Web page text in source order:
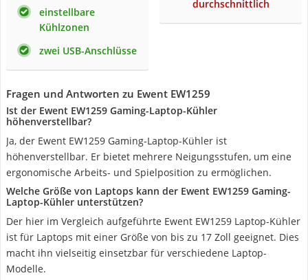
einstellbare
Kühlzonen
zwei USB-Anschlüsse
durchschnittlich
Fragen und Antworten zu Ewent EW1259
Ist der Ewent EW1259 Gaming-Laptop-Kühler
höhenverstellbar?
Ja, der Ewent EW1259 Gaming-Laptop-Kühler ist
höhenverstellbar. Er bietet mehrere Neigungsstufen, um eine
ergonomische Arbeits- und Spielposition zu ermöglichen.
Welche Größe von Laptops kann der Ewent EW1259 Gaming-
Laptop-Kühler unterstützen?
Der hier im Vergleich aufgeführte Ewent EW1259 Laptop-Kühler
ist für Laptops mit einer Größe von bis zu 17 Zoll geeignet. Dies
macht ihn vielseitig einsetzbar für verschiedene Laptop-
Modelle.